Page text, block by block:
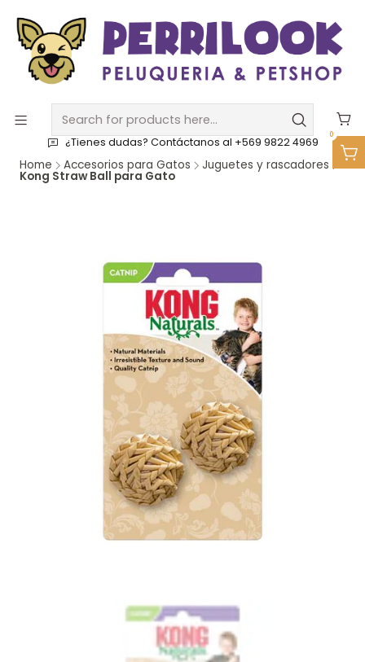
0
¿Tienes dudas? Contáctanos al +569 9822 4969
Home Accesorios para Gatos Juguetes y rascadores
Kong Straw Ball para Gato